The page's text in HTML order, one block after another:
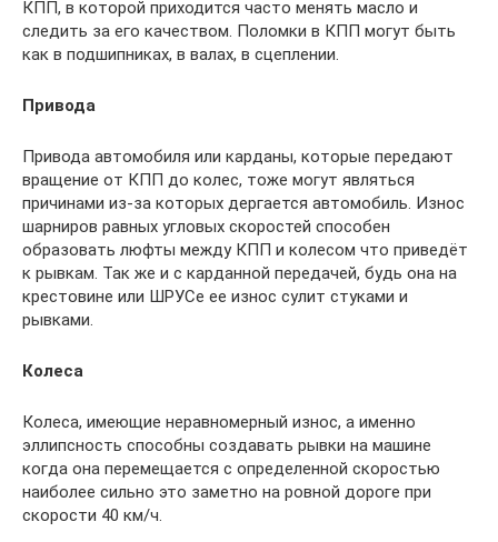
КПП, в которой приходится часто менять масло и
следить за его качеством. Поломки в КПП могут быть
как в подшипниках, в валах, в сцеплении.
Привода
Привода автомобиля или карданы, которые передают
вращение от КПП до колес, тоже могут являться
причинами из-за которых дергается автомобиль. Износ
шарниров равных угловых скоростей способен
образовать люфты между КПП и колесом что приведёт
к рывкам. Так же и с карданной передачей, будь она на
крестовине или ШРУСе ее износ сулит стуками и
рывками.
Колеса
Колеса, имеющие неравномерный износ, а именно
эллипсность способны создавать рывки на машине
когда она перемещается с определенной скоростью
наиболее сильно это заметно на ровной дороге при
скорости 40 км/ч.